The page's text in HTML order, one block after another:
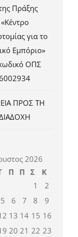
Πράξης
«Κέντρο
για το
Εμπόριο»
ΟΠΣ
ΠΡΟΣ ΤΗ
2026
Π Π Σ
Κ
1
2
5 6 7 8
9
13 14 15 16
20 21 22 23